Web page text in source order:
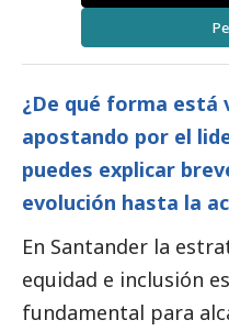
¿De qué forma está
apostando por el
puedes explicar
evolución hasta la
En Santander la
equidad e inclusión
fundamental para